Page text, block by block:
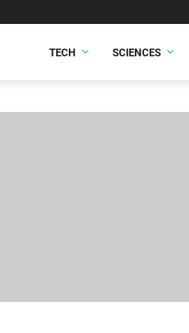
TECH SCIENCES